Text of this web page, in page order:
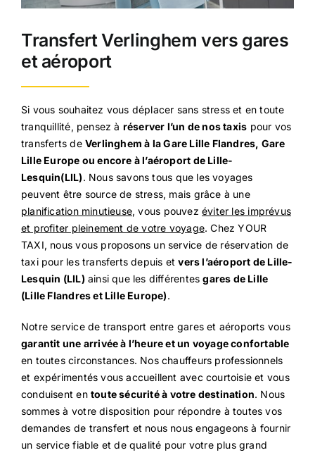
Transfert Verlinghem vers gares
et aéroport
Si vous souhaitez vous déplacer sans stress et en toute
tranquillité, pensez à réserver l’un de nos taxis pour vos
transferts de Verlinghem à la Gare Lille Flandres, Gare
Lille Europe ou encore à l’aéroport de Lille-
Lesquin(LIL). Nous savons tous que les voyages
peuvent être source de stress, mais grâce à une
planification minutieuse, vous pouvez éviter les imprévus
et profiter pleinement de votre voyage. Chez YOUR
TAXI, nous vous proposons un service de réservation de
taxi pour les transferts depuis etvers l’aéroport de Lille-
Lesquin (LIL) ainsi que les différentesgares de Lille
(Lille Flandres et Lille Europe).
Notre service de transport entre gares et aéroports vous
garantit une arrivée à l’heure et un voyage confortable
en toutes circonstances. Nos chauffeurs professionnels
et expérimentés vous accueillent avec courtoisie et vous
conduisent en toute sécurité à votre destination. Nous
sommes à votre disposition pour répondre à toutes vos
demandes de transfert et nous nous engageons à fournir
un service fiable et de qualité pour votre plus grand